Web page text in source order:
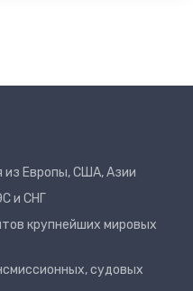
из Европы, США, Азии
и СНГ
крупнейших мировых
судовых